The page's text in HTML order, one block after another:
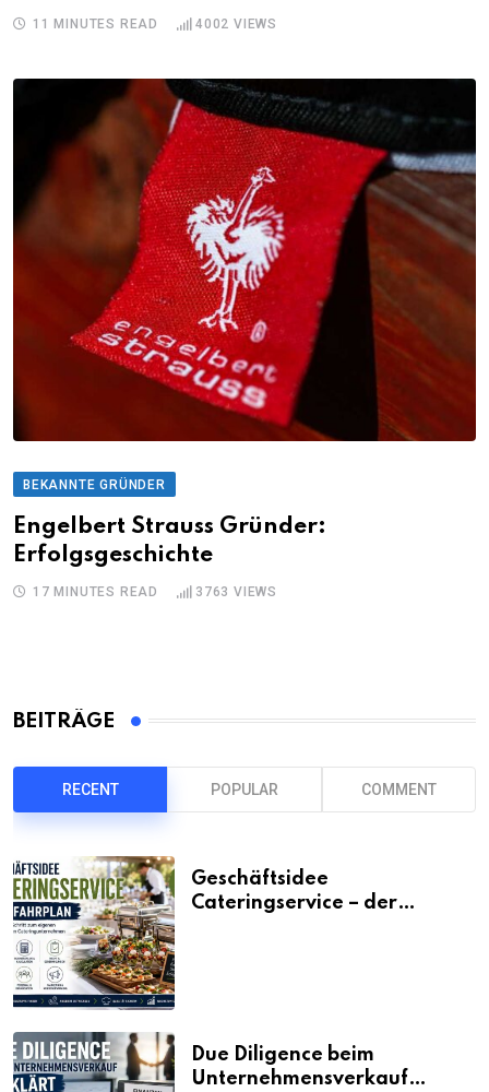
11 MINUTES READ 4002 VIEWS
BEKANNTE GRÜNDER
Engelbert Strauss Gründer:
Erfolgsgeschichte
17 MINUTES READ 3763 VIEWS
BEITRÄGE
RECENT POPULAR COMMENT
Geschäftsidee
Cateringservice – der
Due Diligence beim
Unternehmensverkauf